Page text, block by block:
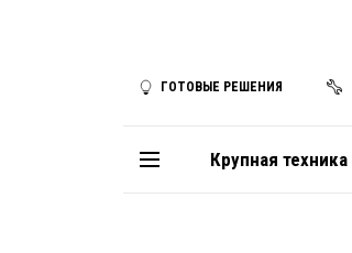
ГОТОВЫЕ РЕШЕНИЯ
Крупная техника